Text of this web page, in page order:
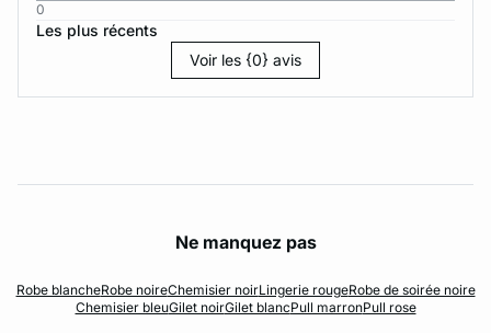
0
Les plus récents
Voir les {0} avis
Ne manquez pas
Robe blancheRobe noireChemisier noirLingerie rougeRobe de soirée noire
Chemisier bleuGilet noirGilet blancPull marronPull rose